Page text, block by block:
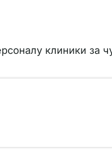
клиники за